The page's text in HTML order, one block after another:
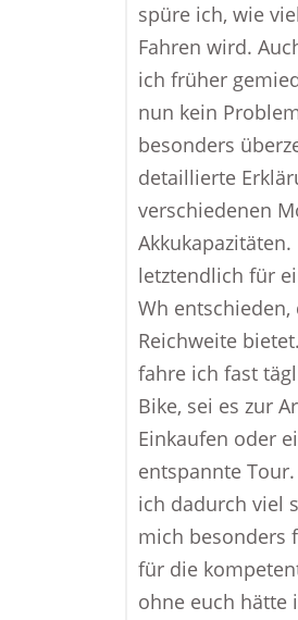
spüre ich, wie
Fahren wird.
ich früher
nun kein
besonders
detaillierte
verschiedenen
letztendlich für
Wh
Reichweite
fahre ich fast
Bike, sei es zur
Einkaufen oder
entspannte
ich dadurch viel
mich besonders
für die
ohne euch hätte